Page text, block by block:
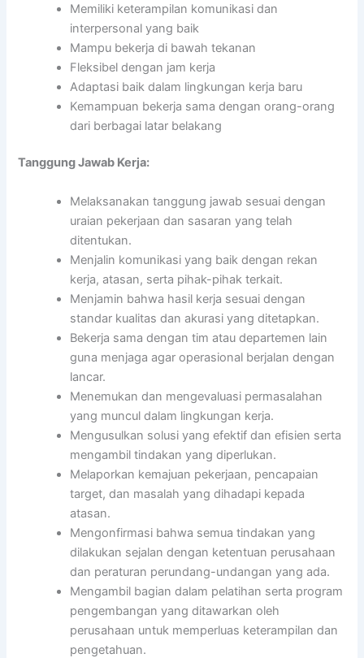
Memiliki keterampilan komunikasi dan
interpersonal yang baik
Mampu bekerja di bawah tekanan
Fleksibel dengan jam kerja
Adaptasi baik dalam lingkungan kerja baru
Kemampuan bekerja sama dengan orang-orang
dari berbagai latar belakang
Tanggung Jawab Kerja:
Melaksanakan tanggung jawab sesuai dengan
uraian pekerjaan dan sasaran yang telah
ditentukan.
Menjalin komunikasi yang baik dengan rekan
kerja, atasan, serta pihak-pihak terkait.
Menjamin bahwa hasil kerja sesuai dengan
standar kualitas dan akurasi yang ditetapkan.
Bekerja sama dengan tim atau departemen lain
guna menjaga agar operasional berjalan dengan
lancar.
Menemukan dan mengevaluasi permasalahan
yang muncul dalam lingkungan kerja.
Mengusulkan solusi yang efektif dan efisien serta
mengambil tindakan yang diperlukan.
Melaporkan kemajuan pekerjaan, pencapaian
target, dan masalah yang dihadapi kepada
atasan.
Mengonfirmasi bahwa semua tindakan yang
dilakukan sejalan dengan ketentuan perusahaan
dan peraturan perundang-undangan yang ada.
Mengambil bagian dalam pelatihan serta program
pengembangan yang ditawarkan oleh
perusahaan untuk memperluas keterampilan dan
pengetahuan.